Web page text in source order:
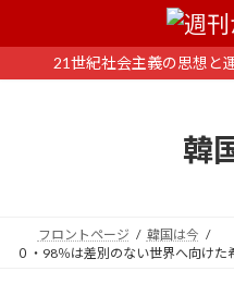
ン
ー
21世紀社会主義の思想と
韓
フロントページ
韓国は今
０・98％は差別のない世界へ向けた